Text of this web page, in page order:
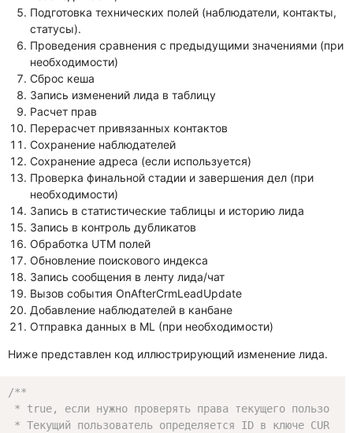
Подготовка технических полей (наблюдатели, контакты,
статусы).
Проведения сравнения с предыдущими значениями (при
необходимости)
Сброс кеша
Запись изменений лида в таблицу
Расчет прав
Перерасчет привязанных контактов
Сохранение наблюдателей
Сохранение адреса (если используется)
Проверка финальной стадии и завершения дел (при
необходимости)
Запись в статистические таблицы и историю лида
Запись в контроль дубликатов
Обработка UTM полей
Обновление поискового индекса
Запись сообщения в ленту лида/чат
Вызов события OnAfterCrmLeadUpdate
Добавление наблюдателей в канбане
Отправка данных в ML (при необходимости)
Ниже представлен код иллюстрирующий изменение лида.
/**
* true, если нужно проверять права текущего
* Текущий пользователь определяется ID в ключе